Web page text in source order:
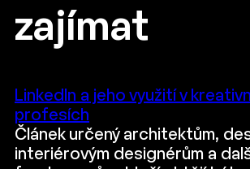
zajímat
LinkedIn a jeho využití v
profesích
Článek určený architektům,
interiérovým designérům a